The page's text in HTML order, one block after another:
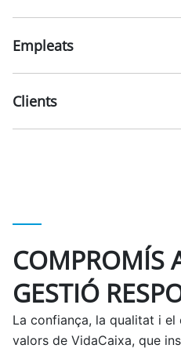
Empleats
Clients
COMPROMÍS
GESTIÓ
La confiança, la qualitat i
valors de VidaCaixa, que